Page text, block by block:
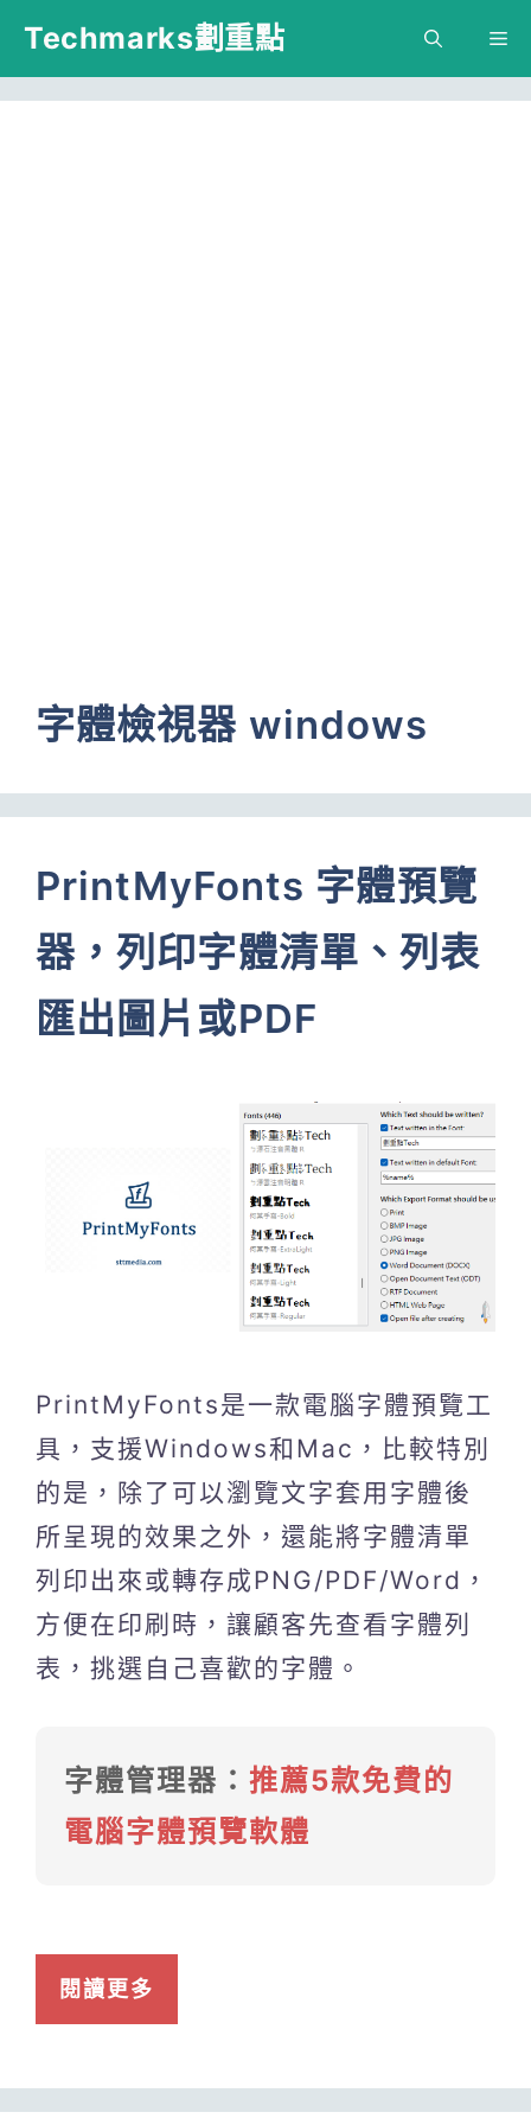
跳
主
Techmarks劃重點
字體檢視器 windows
PrintMyFonts 字體預覽
器，列印字體清單、列表
匯出圖片或PDF
PrintMyFonts是一款電腦字體預覽工
具，支援Windows和Mac，比較特別
的是，除了可以瀏覽文字套用字體後
所呈現的效果之外，還能將字體清單
列印出來或轉存成PNG/PDF/Word，
方便在印刷時，讓顧客先查看字體列
表，挑選自己喜歡的字體。
字體管理器： 推薦5款免費的
電腦字體預覽軟體
閱讀更多